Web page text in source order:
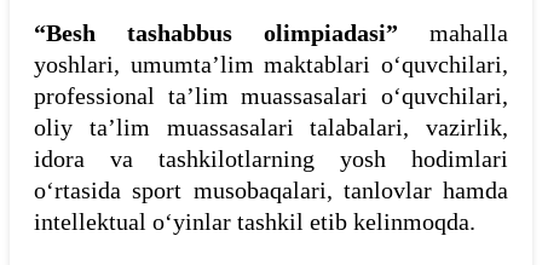
“Besh tashabbus olimpiadasi” mahalla
yoshlari, umumta’lim maktablari o‘quvchilari,
professional ta’lim muassasalari o‘quvchilari,
oliy ta’lim muassasalari talabalari, vazirlik,
idora va tashkilotlarning yosh hodimlari
o‘rtasida sport musobaqalari, tanlovlar hamda
intellektual o‘yinlar tashkil etib kelinmoqda.